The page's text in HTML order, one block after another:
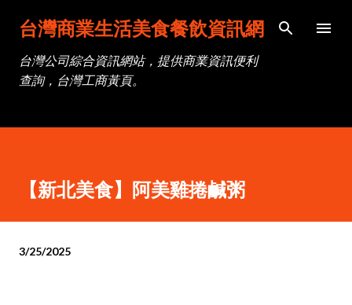
跳到主要內容
台灣商業生活美食餐飲資訊網
台灣公司綜合資訊網站，提供商業資訊便利
查詢，台灣工商黃頁。
【新北美食】阿美雞捲鹹粥
3/25/2025